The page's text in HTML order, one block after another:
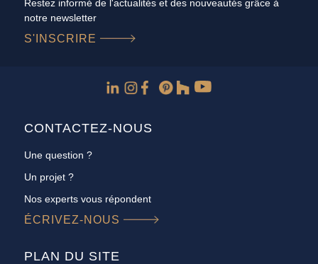
Restez informé de l'actualités et des nouveautés grâce à
notre newsletter
S'INSCRIRE
CONTACTEZ-NOUS
Une question ?
Un projet ?
Nos experts vous répondent
ÉCRIVEZ-NOUS
PLAN DU SITE